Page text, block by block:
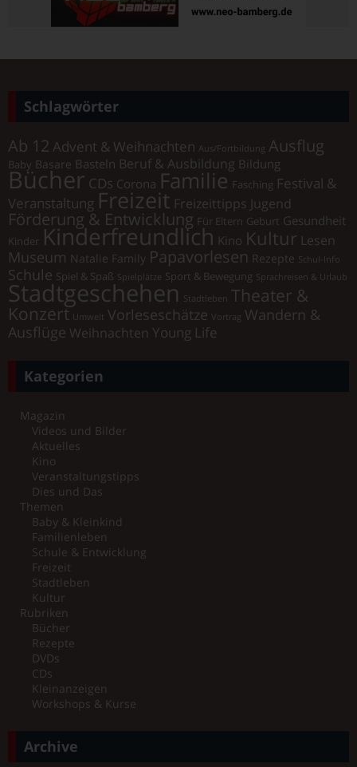
Schlagwörter
Ab 12 Advent & Weihnachten Aus/Fortbildung Ausflug
Baby Basare Basteln Beruf & Ausbildung Bildung
Bücher CDs Corona Familie Fasching Festival &
Veranstaltung Freizeit Freizeittipps Jugend
Förderung & Entwicklung Für Eltern Geburt Gesundheit
Kinder Kinderfreundlich Kino Kultur Lesen
Museum Natalie Family Papavorlesen Rezepte Schul-Info
Schule Spiel & Spaß Spielplätze Sport & Bewegung Sprachreisen & Urlaub
Stadtgeschehen Stadtleben Theater &
Konzert Umwelt Vorleseschätze Vortrag Wandern &
Ausflüge Weihnachten Young Life
Kategorien
Magazin
Videos und Bilder
Aktuelles
Kino
Veranstaltungstipps
Dies und Das
Themen
Baby & Kleinkind
Familienleben
Schule & Entwicklung
Freizeit
Stadtleben
Kultur
Rubriken
Bücher
Rezepte
DVDs
CDs
Kleinanzeigen
Workshops & Kurse
Archive